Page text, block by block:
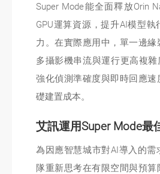
Super Mode能全面釋放Orin
GPU運算資源，提升AI模型
力。在實際應用中，單一邊
多攝影機串流與運行更高複
強化偵測準確度與即時回應速
礎建置成本。
艾訊運用Super Mode最
為因應智慧城市對AI導入的需
隊重新思考在有限空間與預